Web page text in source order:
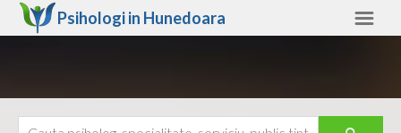
Psihologi in Hunedoara